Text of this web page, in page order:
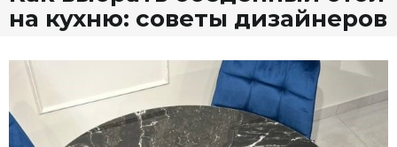
на кухню: советы дизайнеров